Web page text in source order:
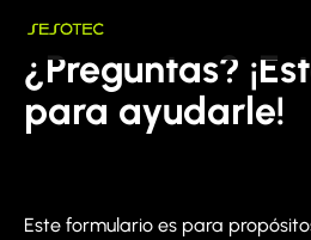
¿Preguntas?
para ayudarle!
Este formulario es para